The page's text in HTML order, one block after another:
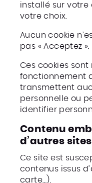
installé sur votre
votre choix.
Aucun cookie
pas « Acceptez ».
Ces cookies
fonctionnement
transmettent
personnelle ou
identifier
Contenu
d’autres sites
Ce site est
contenus issus
carte…).